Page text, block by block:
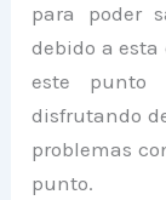
para poder
debido a
este punto
disfrutando
problemas
punto.